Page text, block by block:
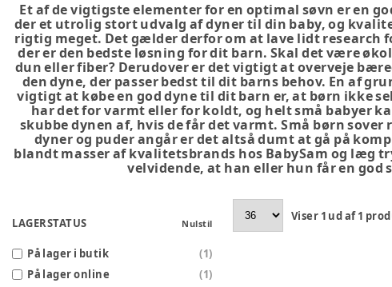
Et af de vigtigste elementer for en optimal søvn er en
der et utrolig stort udvalg af dyner til din baby, og
rigtig meget. Det gælder derfor om at lave lidt research
der er den bedste løsning for dit barn. Skal det være
dun eller fiber? Derudover er det vigtigt at overveje
den dyne, der passer bedst til dit barns behov. En af
vigtigt at købe en god dyne til dit barn er, at børn ikke
har det for varmt eller for koldt, og helt små babyer
skubbe dynen af, hvis de får det varmt. Små børn sover
dyner og puder angår er det altså dumt at gå på
blandt masser af kvalitetsbrands hos BabySam og læg
velvidende, at han eller hun får en god
LAGERSTATUS Nulstil
På lager i butik (1)
På lager online
(1)
Viser 1 ud af1